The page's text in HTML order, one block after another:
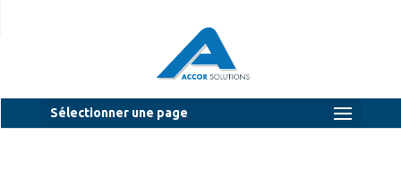
Sélectionner une page